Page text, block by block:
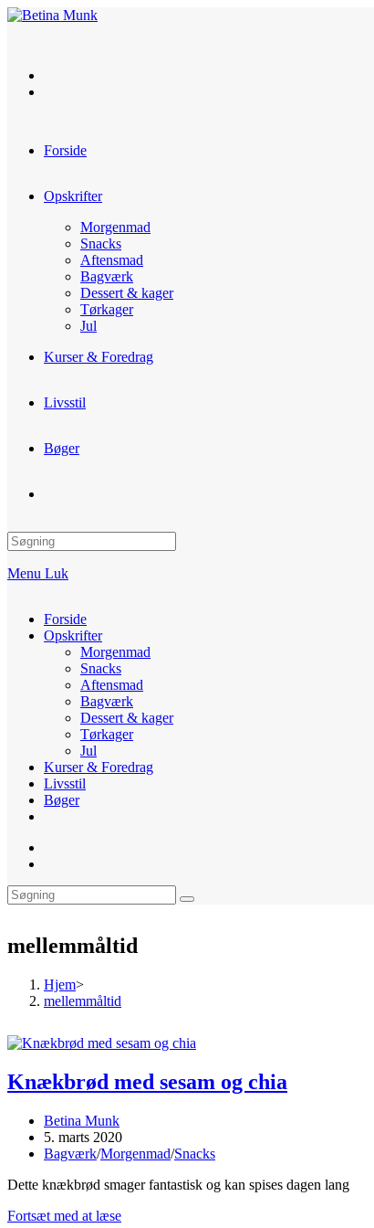
Skip
Forside
Opskrifter
Morgenmad
Snacks
Aftensmad
Bagværk
Dessert & kager
Tørkager
Jul
Kurser & Foredrag
Livsstil
Bøger
website
search
Menu Luk
Forside
Opskrifter
Morgenmad
Snacks
Aftensmad
Bagværk
Dessert & kager
Tørkager
Jul
Kurser & Foredrag
Livsstil
Bøger
mellemmåltid
Hjem>
mellemmåltid
Knækbrød med sesam og chia
Post
author:
Betina Munk
Post
published:
5. marts 2020
Post
Bagværk/Morgenmad/Snacks
Dette knækbrød smager fantastisk og kan spises dagen lang
Fortsæt med at læseKnækbrød